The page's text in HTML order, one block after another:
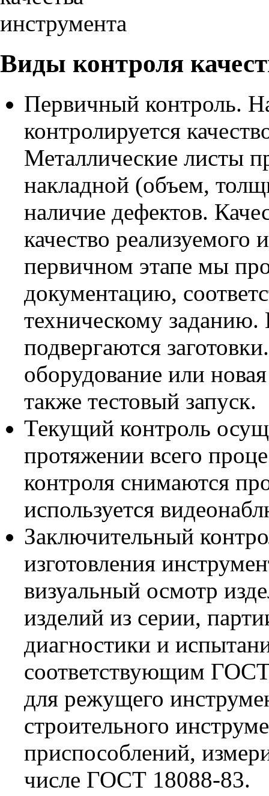
Виды контроля
Первичный контроль.
контролируется
Металлические листы
накладной (объем,
наличие дефектов.
качество реализуемого
первичном этапе мы
документацию,
техническому
подвергаются
оборудование или
также тестовый запуск.
Текущий контроль
протяжении всего
контроля снимаются
используется
Заключительный
изготовления
визуальный осмотр
изделий из серии,
диагностики и
соответствующим
для режущего
строительного
приспособлений,
числе ГОСТ 18088-83.